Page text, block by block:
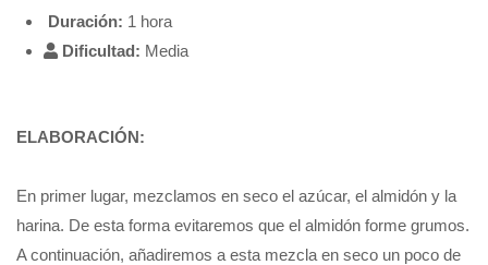
Duración: 1 hora
Dificultad: Media
ELABORACIÓN:
En primer lugar, mezclamos en seco el azúcar, el almidón y la
harina. De esta forma evitaremos que el almidón forme grumos.
A continuación, añadiremos a esta mezcla en seco un poco de